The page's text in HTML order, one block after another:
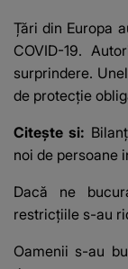
Țări din Europa
COVID-19.
surprindere.
de protecție
Citește si:
noi de persoane
Dacă ne
restricțiile s-au
Oamenii s-au